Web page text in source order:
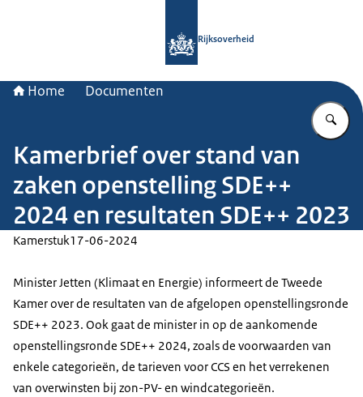
Rijksoverheid
Home Documenten
Kamerbrief over stand van
zaken openstelling SDE++
2024 en resultaten SDE++ 2023
Kamerstuk17-06-2024
Minister Jetten (Klimaat en Energie) informeert de Tweede
Kamer over de resultaten van de afgelopen openstellingsronde
SDE++ 2023. Ook gaat de minister in op de aankomende
openstellingsronde SDE++ 2024, zoals de voorwaarden van
enkele categorieën, de tarieven voor CCS en het verrekenen
van overwinsten bij zon-PV- en windcategorieën.